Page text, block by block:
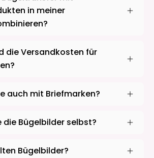
in meiner
die Versandkosten für
auch mit Briefmarken?
die Bügelbilder selbst?
Bügelbilder?